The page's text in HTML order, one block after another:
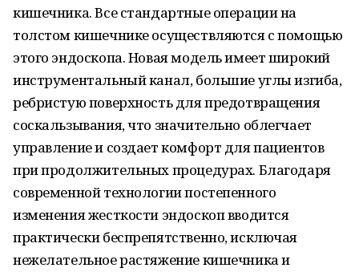
кишечника. Все стандартные операции на
толстом кишечнике осуществляются с помощью
этого эндоскопа. Новая модель имеет широкий
инструментальный канал, большие углы изгиба,
ребристую поверхность для предотвращения
соскальзывания, что значительно облегчает
управление и создает комфорт для пациентов
при продолжительных процедурах. Благодаря
современной технологии постепенного
изменения жесткости эндоскоп вводится
практически беспрепятственно, исключая
нежелательное растяжение кишечника и